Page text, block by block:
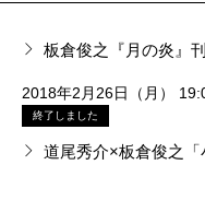
板倉俊之『月の炎』
2018年2月26日（月）
終了しました
道尾秀介×板倉俊之